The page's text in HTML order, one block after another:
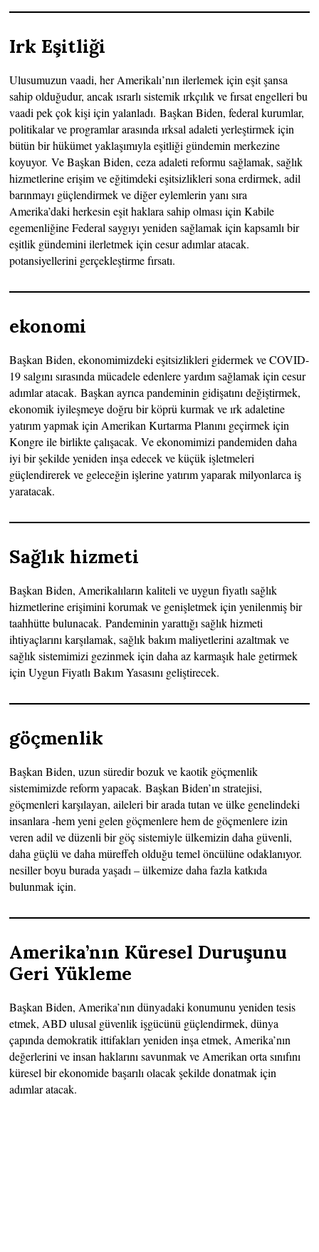
Irk Eşitliği
Ulusumuzun vaadi, her Amerikalı’nın ilerlemek için eşit şansa
sahip olduğudur, ancak ısrarlı sistemik ırkçılık ve fırsat engelleri bu
vaadi pek çok kişi için yalanladı. Başkan Biden, federal kurumlar,
politikalar ve programlar arasında ırksal adaleti yerleştirmek için
bütün bir hükümet yaklaşımıyla eşitliği gündemin merkezine
koyuyor. Ve Başkan Biden, ceza adaleti reformu sağlamak, sağlık
hizmetlerine erişim ve eğitimdeki eşitsizlikleri sona erdirmek, adil
barınmayı güçlendirmek ve diğer eylemlerin yanı sıra
Amerika’daki herkesin eşit haklara sahip olması için Kabile
egemenliğine Federal saygıyı yeniden sağlamak için kapsamlı bir
eşitlik gündemini ilerletmek için cesur adımlar atacak.
potansiyellerini gerçekleştirme fırsatı.
ekonomi
Başkan Biden, ekonomimizdeki eşitsizlikleri gidermek ve COVID-
19 salgını sırasında mücadele edenlere yardım sağlamak için cesur
adımlar atacak. Başkan ayrıca pandeminin gidişatını değiştirmek,
ekonomik iyileşmeye doğru bir köprü kurmak ve ırk adaletine
yatırım yapmak için Amerikan Kurtarma Planını geçirmek için
Kongre ile birlikte çalışacak. Ve ekonomimizi pandemiden daha
iyi bir şekilde yeniden inşa edecek ve küçük işletmeleri
güçlendirerek ve geleceğin işlerine yatırım yaparak milyonlarca iş
yaratacak.
Sağlık hizmeti
Başkan Biden, Amerikalıların kaliteli ve uygun fiyatlı sağlık
hizmetlerine erişimini korumak ve genişletmek için yenilenmiş bir
taahhütte bulunacak. Pandeminin yarattığı sağlık hizmeti
ihtiyaçlarını karşılamak, sağlık bakım maliyetlerini azaltmak ve
sağlık sistemimizi gezinmek için daha az karmaşık hale getirmek
için Uygun Fiyatlı Bakım Yasasını geliştirecek.
göçmenlik
Başkan Biden, uzun süredir bozuk ve kaotik göçmenlik
sistemimizde reform yapacak. Başkan Biden’ın stratejisi,
göçmenleri karşılayan, aileleri bir arada tutan ve ülke genelindeki
insanlara -hem yeni gelen göçmenlere hem de göçmenlere izin
veren adil ve düzenli bir göç sistemiyle ülkemizin daha güvenli,
daha güçlü ve daha müreffeh olduğu temel öncülüne odaklanıyor.
nesiller boyu burada yaşadı – ülkemize daha fazla katkıda
bulunmak için.
Amerika’nın Küresel Duruşunu
Geri Yükleme
Başkan Biden, Amerika’nın dünyadaki konumunu yeniden tesis
etmek, ABD ulusal güvenlik işgücünü güçlendirmek, dünya
çapında demokratik ittifakları yeniden inşa etmek, Amerika’nın
değerlerini ve insan haklarını savunmak ve Amerikan orta sınıfını
küresel bir ekonomide başarılı olacak şekilde donatmak için
adımlar atacak.